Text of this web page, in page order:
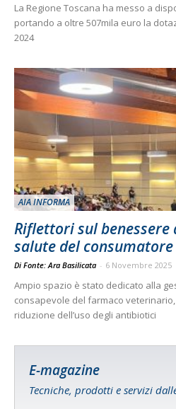
La Regione Toscana ha messo a
portando a oltre 507mila euro la
2024
AIA INFORMA
Riflettori sul benessere
salute del consumatore
Di Fonte: Ara Basilicata - 6 Novembre 2025
Ampio spazio è stato dedicato alla
consapevole del farmaco
riduzione dell’uso degli antibiotici
E-magazine
Tecniche, prodotti e servizi